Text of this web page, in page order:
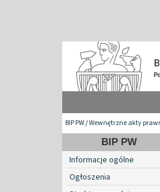
BIP PW/Wewnętrzne akty
BIP PW
Informacje ogólne
Ogłoszenia